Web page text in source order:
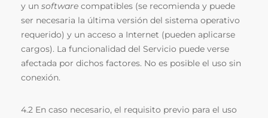
y un software compatibles (se recomienda y puede
ser necesaria la última versión del sistema operativo
requerido) y un acceso a Internet (pueden aplicarse
cargos). La funcionalidad del Servicio puede verse
afectada por dichos factores. No es posible el uso sin
conexión.
4.2 En caso necesario, el requisito previo para el uso